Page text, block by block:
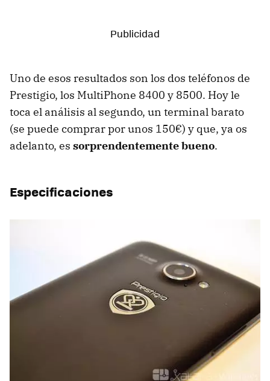
Uno de esos resultados son los dos teléfonos de
Prestigio, los MultiPhone 8400 y 8500. Hoy le
toca el análisis al segundo, un terminal barato
(se puede comprar por unos 150€) y que, ya os
adelanto, es sorprendentemente bueno.
Especificaciones